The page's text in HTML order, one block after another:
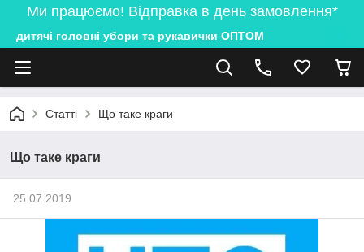
Ми працюємо! Відправка в день замовлення*
дитячі головні убори та рукавички ОПТОМ
Статті Що таке краги
Що таке краги
25.07.2019